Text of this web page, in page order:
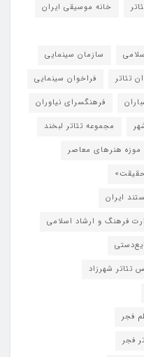
خانه موسیقی ایران
سازمان سینمایی
تئاتر
فراخوان سینمایی
فرهنگسرای نیاوران
مجموعه تئاتر لبخند
موزه هنرهای معاصر
ایران
فرهنگ و ارشاد اسلامی
تئاتر شهرزاد
فجر
فجر